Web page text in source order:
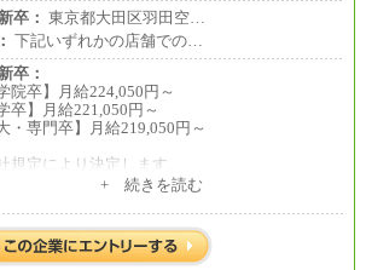
卒： 東京都大田区羽田空…
下記いずれかの店舗での…
卒：
院卒】月給224,050円～
卒】月給221,050円～
・専門卒】月給219,050円～
規定により決定します。
期間中も給与に変更はございません。
含まれます。
+ 続きを読む